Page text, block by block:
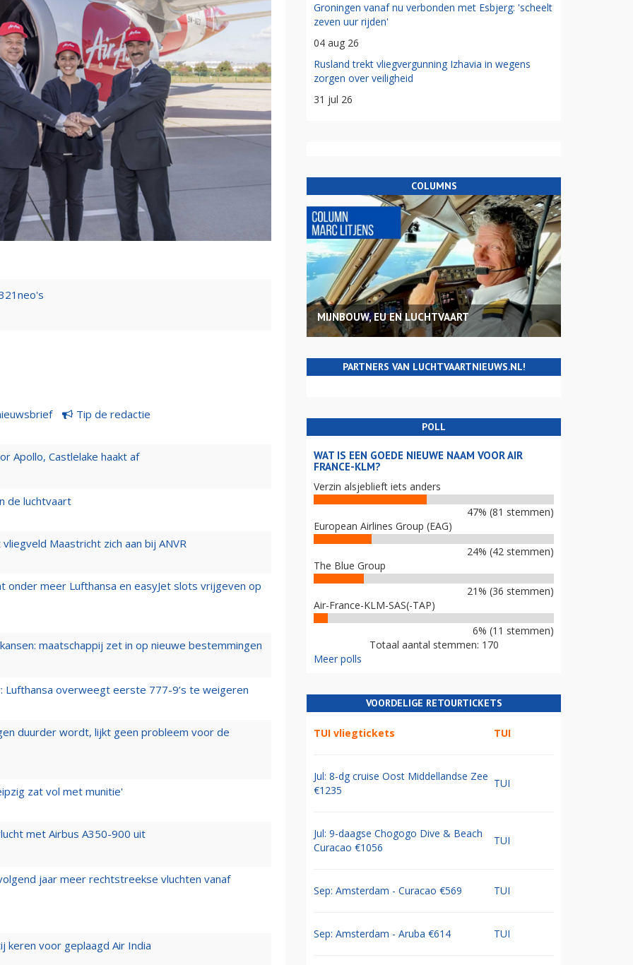
Tip de redactie
Apollo, Castlelake haakt af
de luchtvaart
Maastricht zich aan bij ANVR
meer Lufthansa en easyJet slots vrijgeven op
maatschappij zet in op nieuwe bestemmingen
Lufthansa overweegt eerste 777-9’s te weigeren
duurder wordt, lijkt geen probleem voor de
zat vol met munitie'
met Airbus A350-900 uit
jaar meer rechtstreekse vluchten vanaf
keren voor geplaagd Air India
Groningen vanaf nu verbonden met Esbjerg: 'scheelt
zeven uur rijden'
04 aug 26
Rusland trekt vliegvergunning Izhavia in wegens
zorgen over veiligheid
31 jul 26
COLUMNS
MIJNBOUW, EU EN LUCHTVAART
PARTNERS VAN LUCHTVAARTNIEUWS.NL!
POLL
WAT IS EEN GOEDE NIEUWE NAAM VOOR AIR
FRANCE-KLM?
Verzin alsjeblieft iets anders
47% (81 stemmen)
European Airlines Group (EAG)
24% (42 stemmen)
The Blue Group
21% (36 stemmen)
Air-France-KLM-SAS(-TAP)
6% (11 stemmen)
Totaal aantal stemmen: 170
Meer polls
VOORDELIGE RETOURTICKETS
TUI vliegtickets TUI
Jul: 8-dg cruise Oost Middellandse Zee
€1235
TUI
Jul: 9-daagse Chogogo Dive & Beach
Curacao €1056
TUI
Sep: Amsterdam - Curacao €569 TUI
Sep: Amsterdam - Aruba €614 TUI